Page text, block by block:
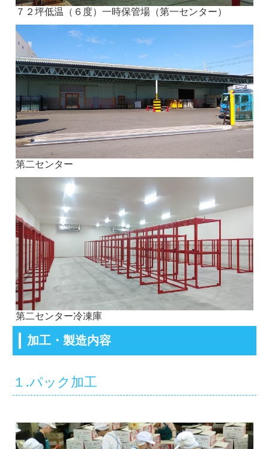
７２坪低温（６度）一時保管場（第一センター）
第二センター
第二センター冷凍庫
加工・製造内容
１.パック加工